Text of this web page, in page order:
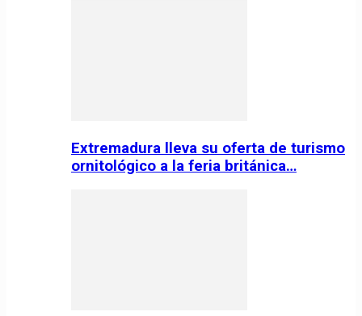
Extremadura lleva su oferta de turismo
ornitológico a la feria británica…